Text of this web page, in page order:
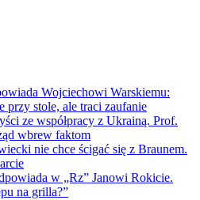
Wojciechowi Warskiemu:
przy stole, ale traci zaufanie
ze współpracy z Ukrainą. Prof.
wbrew faktom
nie chce ścigać się z Braunem.
w „Rz” Janowi Rokicie.
na grilla?”